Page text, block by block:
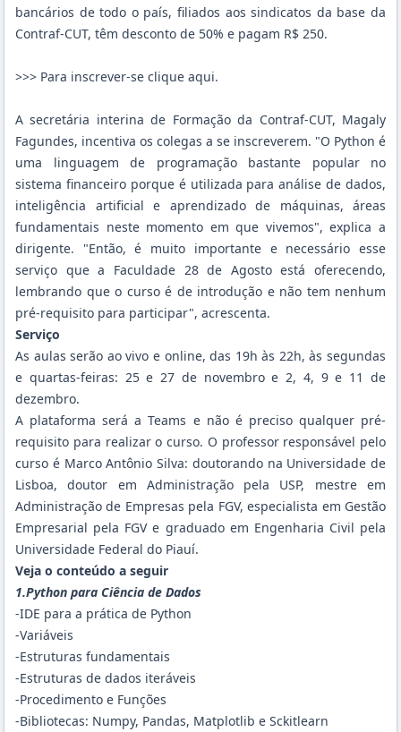
bancários de todo o país, filiados aos sindicatos da base da
Contraf-CUT, têm desconto de 50% e pagam R$ 250.
>>> Para inscrever-se clique aqui.
A secretária interina de Formação da Contraf-CUT, Magaly
Fagundes, incentiva os colegas a se inscreverem. "O Python é
uma linguagem de programação bastante popular no
sistema financeiro porque é utilizada para análise de dados,
inteligência artificial e aprendizado de máquinas, áreas
fundamentais neste momento em que vivemos", explica a
dirigente. "Então, é muito importante e necessário esse
serviço que a Faculdade 28 de Agosto está oferecendo,
lembrando que o curso é de introdução e não tem nenhum
pré-requisito para participar", acrescenta.
Serviço
As aulas serão ao vivo e online, das 19h às 22h, às segundas
e quartas-feiras: 25 e 27 de novembro e 2, 4, 9 e 11 de
dezembro.
A plataforma será a Teams e não é preciso qualquer pré-
requisito para realizar o curso. O professor responsável pelo
curso é Marco Antônio Silva: doutorando na Universidade de
Lisboa, doutor em Administração pela USP, mestre em
Administração de Empresas pela FGV, especialista em Gestão
Empresarial pela FGV e graduado em Engenharia Civil pela
Universidade Federal do Piauí.
Veja o conteúdo a seguir
1.Python para Ciência de Dados
-IDE para a prática de Python
-Variáveis
-Estruturas fundamentais
-Estruturas de dados iteráveis
-Procedimento e Funções
-Bibliotecas: Numpy, Pandas, Matplotlib e Sckitlearn